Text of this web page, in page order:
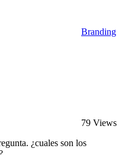
Branding
79 Views
¿cuales son los